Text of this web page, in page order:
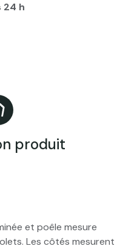
24 h
produit
et poêle mesure
Les côtés mesurent